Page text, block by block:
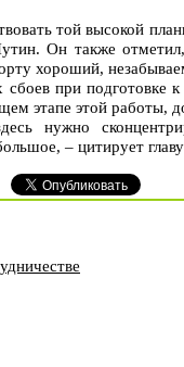
той высокой
Он также
хороший,
сбоев при
этапе этой работы,
нужно
– цитирует